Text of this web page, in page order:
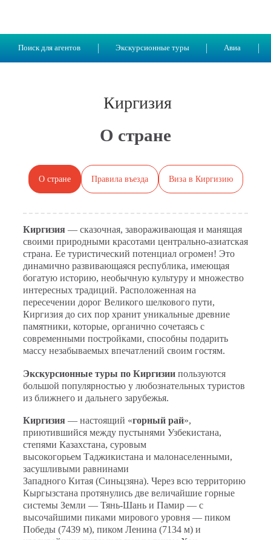
Поиск для агентов Экскурсионные туры Авиа
Киргизия
О стране
О стране Правила въезда Виза в Киргизию
Киргизия — сказочная, завораживающая и манящая
своими природными красотами центрально-азиатская
страна. Ее туристический потенциал огромен! Это
динамично развивающаяся республика, имеющая
богатую историю, необычную культуру и множество
интересных традиций. Расположенная на
пересечении дорог Великого шелкового пути,
Киргизия до сих пор хранит уникальные древние
памятники, которые, органично сочетаясь с
современными постройками, способны подарить
массу незабываемых впечатлений своим гостям.
Экскурсионные туры по Киргизии пользуются
большой популярностью у любознательных туристов
из ближнего и дальнего зарубежья.
Киргизия — настоящий «горный рай»,
приютившийся между пустынями Узбекистана,
степями Казахстана, суровым
высокогорьем Таджикистана и малонаселенными,
засушливыми равнинами
Западного Китая (Синьцзяна). Через всю территорию
Кыргызстана протянулись две величайшие горные
системы Земли — Тянь-Шань и Памир — с
высочайшими пиками мирового уровня — пиком
Победы (7439 м), пиком Ленина (7134 м) и